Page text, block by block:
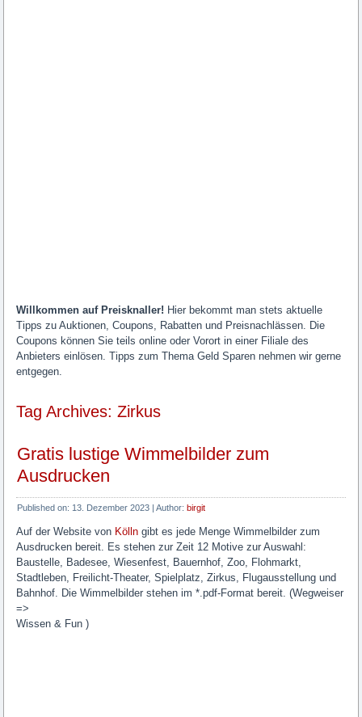
Willkommen auf Preisknaller! Hier bekommt man stets aktuelle
Tipps zu Auktionen, Coupons, Rabatten und Preisnachlässen. Die
Coupons können Sie teils online oder Vorort in einer Filiale des
Anbieters einlösen. Tipps zum Thema Geld Sparen nehmen wir gerne
entgegen.
Tag Archives: Zirkus
Gratis lustige Wimmelbilder zum
Ausdrucken
Published on: 13. Dezember 2023 |Author: birgit
Auf der Website von Kölln gibt es jede Menge Wimmelbilder zum
Ausdrucken bereit. Es stehen zur Zeit 12 Motive zur Auswahl:
Baustelle, Badesee, Wiesenfest, Bauernhof, Zoo, Flohmarkt,
Stadtleben, Freilicht-Theater, Spielplatz, Zirkus, Flugausstellung und
Bahnhof. Die Wimmelbilder stehen im *.pdf-Format bereit. (Wegweiser
=>
Wissen & Fun )